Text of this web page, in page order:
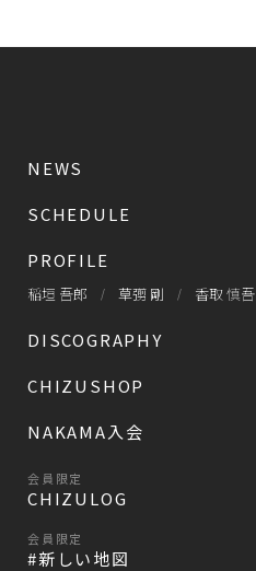
NEWS
SCHEDULE
PROFILE
稲垣 吾郎 草彅 剛 香取 慎吾
DISCOGRAPHY
CHIZUSHOP
NAKAMA入会
会員限定
CHIZULOG
会員限定
#新しい地図